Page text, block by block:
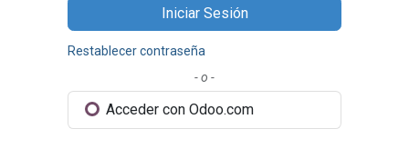
Iniciar Sesión
Restablecer contraseña
- o -
Acceder con Odoo.com